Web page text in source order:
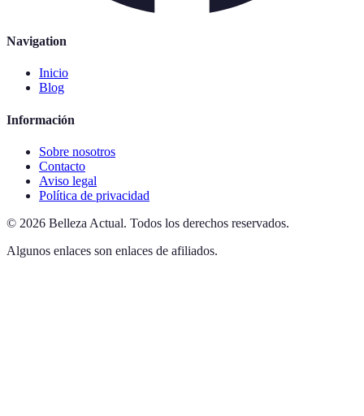
Navigation
Inicio
Blog
Información
Sobre nosotros
Contacto
Aviso legal
Política de privacidad
© 2026 Belleza Actual. Todos los derechos reservados.
Algunos enlaces son enlaces de afiliados.